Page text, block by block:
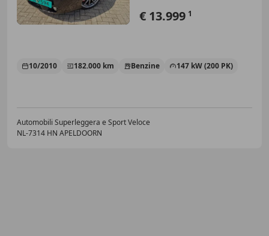
€ 13.999 1
10/2010 182.000 km Benzine 147 kW (200 PK)
Automobili Superleggera e Sport Veloce
NL-7314 HN APELDOORN